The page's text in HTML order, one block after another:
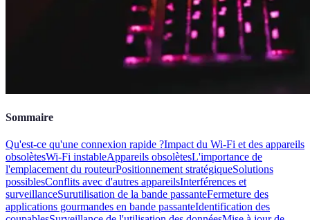
Sommaire
Qu'est-ce qu'une connexion rapide ?Impact du Wi-Fi et des appareils
obsolètesWi-Fi instableAppareils obsolètesL'importance de
l'emplacement du routeurPositionnement stratégiqueSolutions
possiblesConflits avec d'autres appareilsInterférences et
surveillanceSurutilisation de la bande passanteFermeture des
applications gourmandes en bande passanteIdentification des